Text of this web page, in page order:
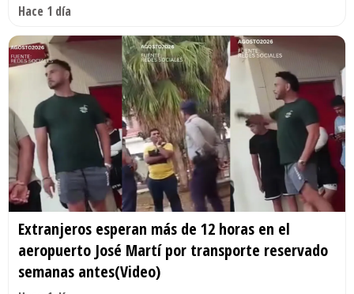
Hace 1 día
Extranjeros esperan más de 12 horas en el
aeropuerto José Martí por transporte reservado
semanas antes(Video)